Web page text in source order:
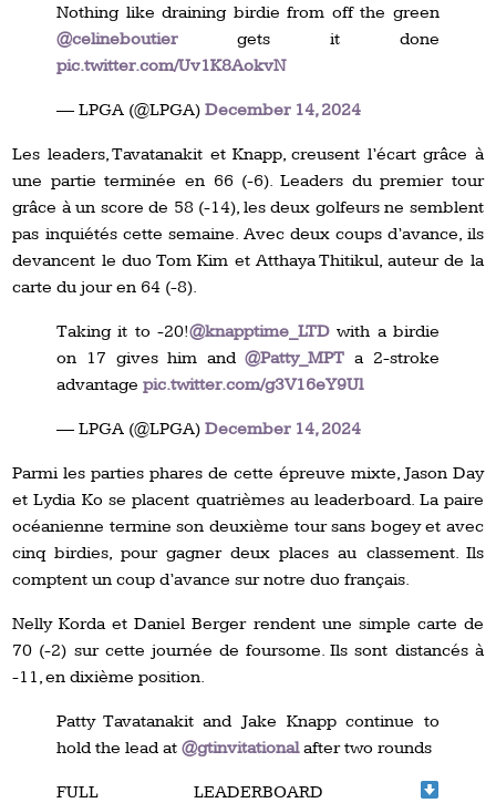
Nothing like draining birdie from off the green
‍@celineboutiergets it done
pic.twitter.com/Uv1K8AokvN
— LPGA (@LPGA)December 14, 2024
Les leaders, Tavatanakit et Knapp, creusent l’écart grâce à
une partie terminée en 66 (-6). Leaders du premier tour
grâce à un score de 58 (-14), les deux golfeurs ne semblent
pas inquiétés cette semaine. Avec deux coups d’avance, ils
devancent le duo Tom Kim et Atthaya Thitikul, auteur de la
carte du jour en 64 (-8).
Taking it to -20!@knapptime_LTD with a birdie
on 17 gives him and@Patty_MPT a 2-stroke
advantagepic.twitter.com/g3V16eY9Ul
— LPGA (@LPGA)December 14, 2024
Parmi les parties phares de cette épreuve mixte, Jason Day
et Lydia Ko se placent quatrièmes au leaderboard. La paire
océanienne termine son deuxième tour sans bogey et avec
cinq birdies, pour gagner deux places au classement. Ils
comptent un coup d’avance sur notre duo français.
Nelly Korda et Daniel Berger rendent une simple carte de
70 (-2) sur cette journée de foursome. Ils sont distancés à
-11, en dixième position.
Patty Tavatanakit and Jake Knapp continue to
hold the lead at@gtinvitationalafter two rounds
FULL LEADERBOARD